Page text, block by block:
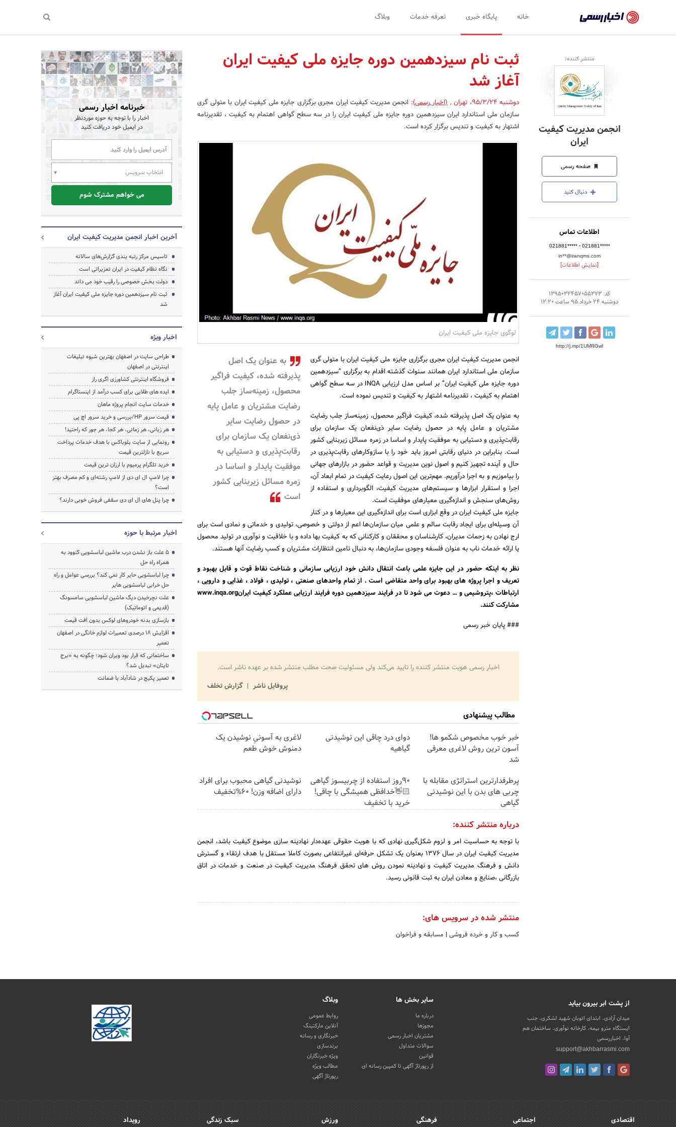
رسمی
-
اخبار
تایید
شده
شرکت‌ها،
سازمان‌ها
و
روابط
عمومی‌ها
خانه پایگاه خبری تعرفه خدمات وبلاگ
منتشر کننده:
انجمن مدیریت کیفیت
ایران
صفحه رسمی
دنبال کنید
اطلاعات تماس
021881***** - 021881*****
in**@iranqms.com
[نمایش اطلاعات]
کد: 1395032457055373
دوشنبه 24 خرداد 95 ساعت 12:20
http://j.mp/1UMRGwl
ثبت نام سیزدهمین دوره جایزه ملی کیفیت ایران
آغاز شد
دوشنبه 95/3/24 ، تهران , (اخبار رسمی): انجمن مدیریت کیفیت ایران مجری برگزاری جایزه ملی کیفیت ایران با متولی گری
سازمان ملی استاندارد ایران سیزدهمین دوره جایزه ملی کیفیت ایران را در سه سطح گواهی اهتمام به کیفیت ، تقدیرنامه
اشتهار به کیفیت و تندیس برگزار کرده است.
لوگوی جایزه ملی کیفیت ایران
به‌ عنوان یک اصل
پذیرفته شده، کیفیت فراگیر
محصول، زمینه‌ساز جلب
رضایت مشتریان و عامل پایه
در حصول رضایت سایر
ذی‌نفعان یک سازمان برای
رقابت‌پذیری و دستیابی به
موفقیت پایدار و اساسا در
زمره مسائل زیربنایی کشور
است
انجمن مدیریت کیفیت ایران مجری برگزاری جایزه ملی کیفیت ایران با متولی گری
سازمان ملی استاندارد ایران همانند سنوات گذشته اقدام به برگزاری “سیزدهمین
دوره جایزه ملی کیفیت ایران” بر اساس مدل ارزیابی INQA در سه سطح گواهی
اهتمام به کیفیت ، تقدیرنامه اشتهار به کیفیت و تندیس نموده است.
به‌ عنوان یک اصل پذیرفته شده، کیفیت فراگیر محصول، زمینه‌ساز جلب رضایت
مشتریان و عامل پایه در حصول رضایت سایر ذی‌نفعان یک سازمان برای
رقابت‌پذیری و دستیابی به موفقیت پایدار و اساسا در زمره مسائل زیربنایی کشور
است. بنابراین در دنیای رقابتی امروز باید خود را با سازوکارهای رقابت‌پذیری در
حال و آینده تجهیز کنیم و اصول نوین مدیریت و قواعد حضور در بازارهای جهانی
را بیاموزیم و به اجرا درآوریم. مهم‌ترین این اصول رعایت کیفیت در تمام ابعاد آن،
اجرا و استقرار ابزارها و سیستم‌های مدیریت کیفیت، الگوبرداری و استفاده از
روش‌های سنجش و اندازه‌گیری معیارهای موفقیت است.
جایزه ملی کیفیت ایران در وقع ابزاری است برای اندازه‌گیری این معیارها و در کنار
آن وسیله‌ای برای ایجاد رقابت سالم و علمی میان سازمان‌ها اعم از دولتی و خصوصی، تولیدی و خدماتی و نمادی است برای
ارج نهادن به زحمات مدیران، کارشناسان و محققان و کارکنانی که به کیفیت بها داده و با خلاقیت و نوآوری در تولید محصول
یا ارائه خدمات ناب به‌ عنوان فلسفه وجودی سازمان‌ها، به‌ دنبال تامین انتظارات مشتریان و کسب رضایت آنها هستند.
نظر به اینکه حضور در این جایزه علمی باعث انتقال دانش خود ارزیابی سازمانی و شناخت نقاط قوت و قابل بهبود و
تعریف و اجرا پروژه های بهبود برای واحد متقاضی است . از تمام واحدهای صنعتی ، تولیدی ، فولاد ، غذایی و دارویی ،
ارتباطات ،پتروشیمی و … دعوت می شود تا در فرایند سیزدهمین دوره فرایند ارزیابی عملکرد کیفیت ایرانwww.inqa.org
مشارکت کنند.
### پایان خبر رسمی
اخبار رسمی هویت منتشر کننده را تایید می‌کند ولی مسئولیت صحت مطلب منتشر شده بر عهده ناشر است.
پروفایل ناشر
گزارش تخلف
مطالب پیشنهادی
خبر خوب مخصوص شکمو ها!
آسون ترین روش لاغری معرفی
شد
دوای درد چاقی این نوشیدنی
گیاهیه
لاغری به آسونیِ نوشیدن یک
دمنوش خوش طعم
پرطرفدارترین استراتژی مقابله با
چربی های بدن با این نوشیدنی
گیاهی
90روز استفاده از چربیسوز گیاهی
👋🏻خدافظی همیشگی با چاقی!
خرید با تخفیف
نوشیدنی گیاهی محبوب برای افراد
دارای اضافه وزن! 60%تخفیف
درباره منتشر کننده:
با توجه به حساسیت امر و لزوم شکل‌گیری نهادی که با هویت حقوقی عهده‌د‌ار نهادینه سازی موضوع کیفیت باشد، انجمن
مدیریت کیفیت ایران در سال 1376 بعنوان یک تشکل حرفه‌ای غیرانتفاعی بصورت کاملا مستقل با هدف ارتقاء و گسترش
دانش و فرهنگ مدیریت کیفیت و نهادینه نمودن روش های تحقق فرهنگ مدیریت کیفیت در صنعت و خدمات در اتاق
بازرگانی ،صنایع و معادن ایران به ثبت قانونی رسید.
منتشر شده در سرویس های:
کسب و کار و خرده فروشی | مسابقه و فراخوان
خبرنامه اخبار رسمی
اخبار را با توجه به حوزه موردنظر
در ایمیل خود دریافت کنید
انتخاب سرویس
می خواهم مشترک شوم
آخرین اخبار انجمن مدیریت کیفیت ایران
تاسیس مرکز رتبه بندی گزارش‌های سالانه
نگاه نظام کیفیت در ایران تعزیراتی است
دولت بخش خصوصی را رقیب خود می داند
ثبت نام سیزدهمین دوره جایزه ملی کیفیت ایران آغاز
شد
اخبار ویژه
طراحی سایت در اصفهان بهترین شیوه تبلیغات
اینترنتی در اصفهان
فروشگاه اینترنتی کشاورزی اگری راز
ایده های طلایی برای کسب درآمد از اینستاگرام
خدمات سایت انجام پروژه ماهان
قیمت سرور HP/بررسی و خرید سرور اچ پی
هر زبانی، هر زمانی، هر کجا، هر جور که راحتید!
رونمایی از سایت بلوباکس با هدف خدمات پرداخت
سریع با نازلترین قیمت
خرید تلگرام پرمیوم با ارزان ترین قیمت
چرا لامپ ال ای دی از لامپ رشته‌ای و کم مصرف بهتر
است؟
چرا پنل های ال ای دی سقفی فروش خوبی دارند؟
اخبار مرتبط با حوزه
5 علت باز نشدن درب ماشین لباسشویی کنوود به
همراه راه حل
چرا لباسشویی حایر کار نمی کند؟ بررسی عوامل و راه
حل خرابی لباسشویی هایر
علت نچرخیدن دیگ ماشین لباسشویی سامسونگ
(قدیمی و اتوماتیک)
بازسازی بدنه خودروهای لوکس بدون افت قیمت
افزایش ۱۸ درصدی تعمیرات لوازم خانگی در اصفهان
تعمیر
ساختمانی که قرار بود ویران شود؛ چگونه به «برج
تایتان» تبدیل شد؟
تعمیر پکیج در شادآباد با ضمانت
از پشت ابر بیرون بیاید
میدان آزادی، ابتدای اتوبان شهید لشکری، جنب
ایستگاه مترو بیمه، کارخانه نوآوری، ساختمان هم
آوا، اخباررسمی
support@akhbarrasmi.com
سایر بخش ها
درباره ما
مجوزها
مشتریان اخبار رسمی
سوالات متداول
قوانین
از رپورتاژ آگهی تا کمپین رسانه ای
وبلاگ
روابط عمومی
آنلاین مارکتینگ
خبرنگاری و رسانه
برندسازی
ویژه خبرنگاران
مطالب ویژه
رپورتاژ آگهی
اقتصادی اجتماعی فرهنگی ورزش سبک زندگی رویداد